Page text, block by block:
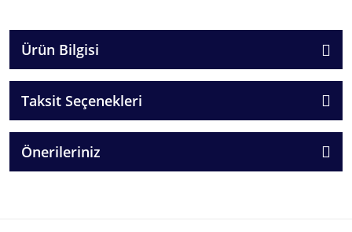
Ürün Bilgisi
Taksit Seçenekleri
Önerileriniz